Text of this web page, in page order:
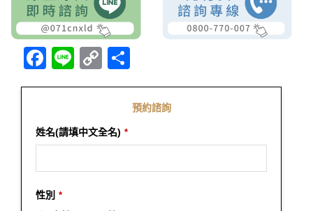
Facebook
LineCopy
Link
享
預約諮詢
姓名(請填中文全名) *
性別 *